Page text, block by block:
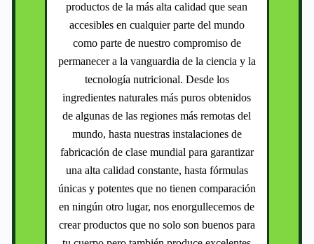
productos de la más alta calidad que sean
accesibles en cualquier parte del mundo
como parte de nuestro compromiso de
permanecer a la vanguardia de la ciencia y la
tecnología nutricional. Desde los
ingredientes naturales más puros obtenidos
de algunas de las regiones más remotas del
mundo, hasta nuestras instalaciones de
fabricación de clase mundial para garantizar
una alta calidad constante, hasta fórmulas
únicas y potentes que no tienen comparación
en ningún otro lugar, nos enorgullecemos de
crear productos que no solo son buenos para